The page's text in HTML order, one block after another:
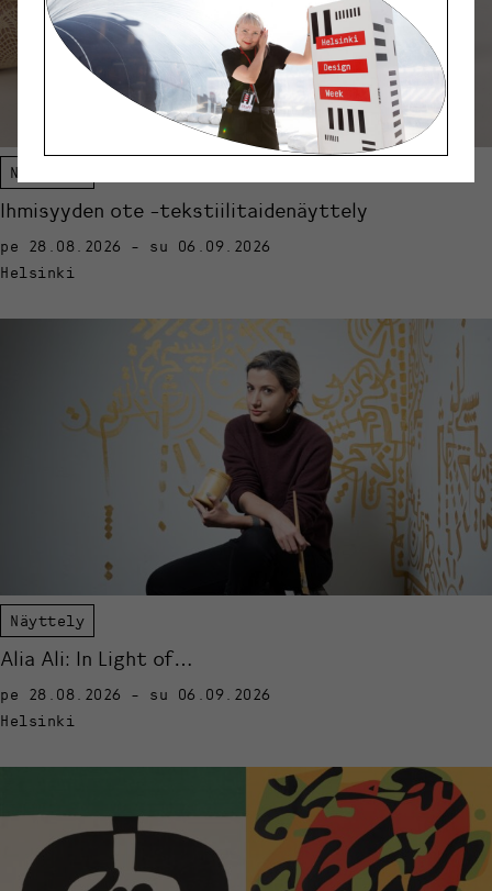
Näyttely
Ihmisyyden ote -tekstiilitaidenäyttely
pe 28.08.2026 - su 06.09.2026
Helsinki
Näyttely
Alia Ali: In Light of…
pe 28.08.2026 - su 06.09.2026
Helsinki